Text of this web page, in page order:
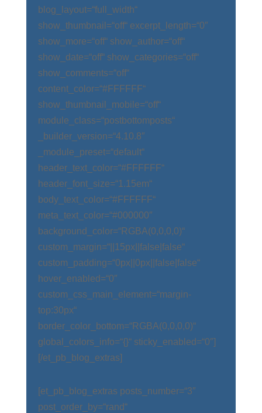
blog_layout=“full_width“
show_thumbnail=“off“ excerpt_length=“0″
show_more=“off“ show_author=“off“
show_date=“off“ show_categories=“off“
show_comments=“off“
content_color=“#FFFFFF“
show_thumbnail_mobile=“off“
module_class=“postbottomposts“
_builder_version=“4.10.8″
_module_preset=“default“
header_text_color=“#FFFFFF“
header_font_size=“1.15em“
body_text_color=“#FFFFFF“
meta_text_color=“#000000″
background_color=“RGBA(0,0,0,0)“
custom_margin=“||15px||false|false“
custom_padding=“0px||0px||false|false“
hover_enabled=“0″
custom_css_main_element=“margin-
top:30px“
border_color_bottom=“RGBA(0,0,0,0)“
global_colors_info=“{}“ sticky_enabled=“0″]
[/et_pb_blog_extras]
[et_pb_blog_extras posts_number=“3″
post_order_by=“rand“